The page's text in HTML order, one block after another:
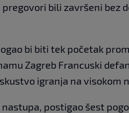
bili završeni bez
bi biti tek početak
Zagreb Francuski
igranja na visokom
postigao šest